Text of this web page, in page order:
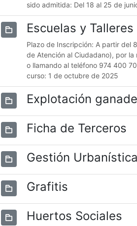
sido admitida: Del 18 al 25 de
Escuelas y
Plazo de Inscripción: A partir del
de Atención al Ciudadano), por
o llamando al teléfono 974 400
curso: 1 de octubre de 2025
Explotación
Ficha de Terceros
Gestión
Grafitis
Huertos Sociales